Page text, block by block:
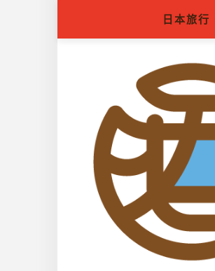
日本旅行